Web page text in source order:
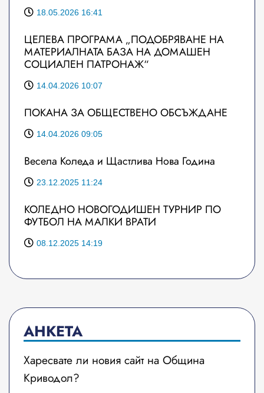
18.05.2026 16:41
ЦЕЛЕВА ПРОГРАМА „ПОДОБРЯВАНЕ НА
МАТЕРИАЛНАТА БАЗА НА ДОМАШЕН
СОЦИАЛЕН ПАТРОНАЖ“
14.04.2026 10:07
ПОКАНА ЗА ОБЩЕСТВЕНО ОБСЪЖДАНЕ
14.04.2026 09:05
Весела Коледа и Щастлива Нова Година
23.12.2025 11:24
КОЛЕДНО НОВОГОДИШЕН ТУРНИР ПО
ФУТБОЛ НА МАЛКИ ВРАТИ
08.12.2025 14:19
АНКЕТА
Харесвате ли новия сайт на Община
Криводол?